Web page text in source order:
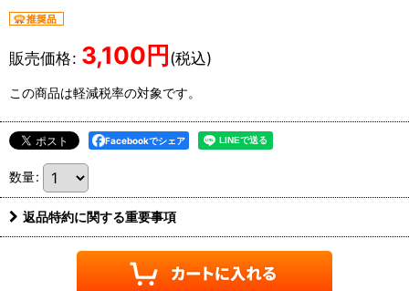
販売価格: 3,100円 (税込)
この商品は軽減税率の対象です。
Facebookでシェア
数量:
返品特約に関する重要事項